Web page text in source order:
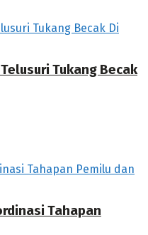
Tukang Becak
Tahapan